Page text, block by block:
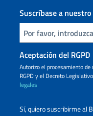
Suscríbase a
Inserta tu correo electronico
Aceptación del RGPD
Autorizo ​​el procesamiento
RGPD y el Decreto
legales
Sí, quiero suscribirme al